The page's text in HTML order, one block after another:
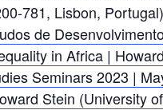
781, Lisbon, Portugal)
de
in Africa |
Seminars 2023 |
Stein (University